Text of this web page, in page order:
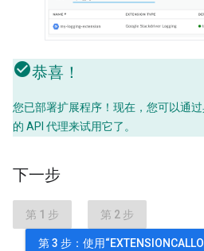
恭喜！
您已部署扩展程序！现在，您可以通
的 API 代理来试用它了。
下一步
第 1 步 第 2 步
第 3 步：使用